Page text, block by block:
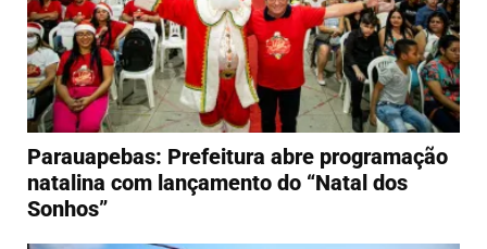
Parauapebas: Prefeitura abre programação
natalina com lançamento do “Natal dos
Sonhos”